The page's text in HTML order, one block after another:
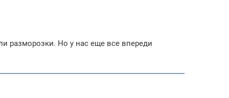
разморозки. Но у нас еще все впереди